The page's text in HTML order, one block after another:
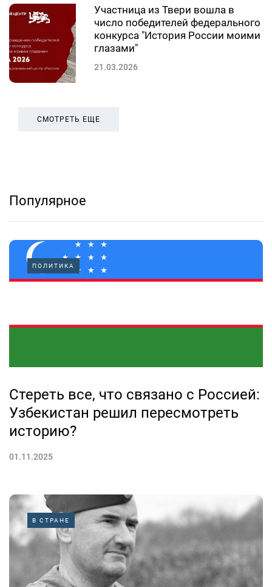
Участница из Твери вошла в
число победителей федерального
конкурса "История России моими
глазами"
21.03.2026
СМОТРЕТЬ ЕЩЕ
Популярное
ПОЛИТИКА
Стереть все, что связано с Россией:
Узбекистан решил пересмотреть
историю?
01.11.2025
В СТРАНЕ